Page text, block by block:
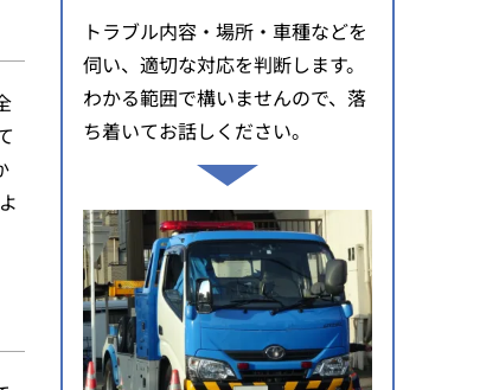
トラブル内容・場所・車種などを
伺い、適切な対応を判断します。
わかる範囲で構いませんので、落
ち着いてお話しください。